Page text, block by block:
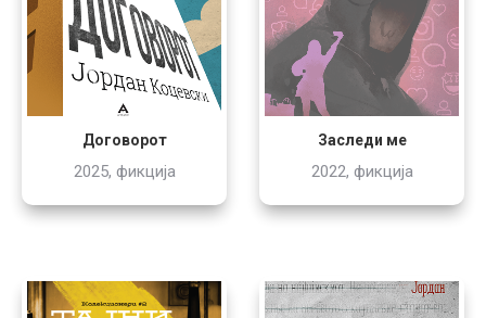
Договорот
2025, фикција
Заследи ме
2022, фикција